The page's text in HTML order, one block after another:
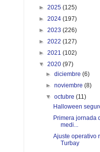
► 2025 (125)
► 2024 (197)
► 2023 (226)
► 2022 (127)
► 2021 (102)
▼ 2020 (97)
►diciembre(6)
►noviembre(8)
▼octubre(11)
Halloween
Primera jornada
medi...
Ajuste operativo
Turbay